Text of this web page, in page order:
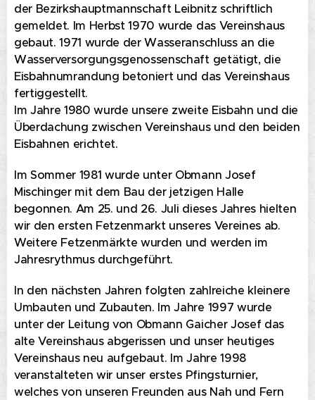
der Bezirkshauptmannschaft Leibnitz schriftlich
gemeldet. Im Herbst 1970 wurde das Vereinshaus
gebaut. 1971 wurde der Wasseranschluss an die
Wasserversorgungsgenossenschaft getätigt, die
Eisbahnumrandung betoniert und das Vereinshaus
fertiggestellt.
Im Jahre 1980 wurde unsere zweite Eisbahn und die
Überdachung zwischen Vereinshaus und den beiden
Eisbahnen erichtet.
Im Sommer 1981 wurde unter Obmann Josef
Mischinger mit dem Bau der jetzigen Halle
begonnen. Am 25. und 26. Juli dieses Jahres hielten
wir den ersten Fetzenmarkt unseres Vereines ab.
Weitere Fetzenmärkte wurden und werden im
Jahresrythmus durchgeführt.
In den nächsten Jahren folgten zahlreiche kleinere
Umbauten und Zubauten. Im Jahre 1997 wurde
unter der Leitung von Obmann Gaicher Josef das
alte Vereinshaus abgerissen und unser heutiges
Vereinshaus neu aufgebaut. Im Jahre 1998
veranstalteten wir unser erstes Pfingsturnier,
welches von unseren Freunden aus Nah und Fern